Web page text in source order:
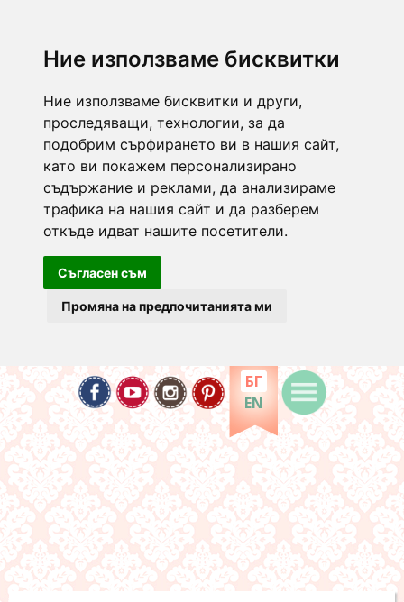
Ние използваме бисквитки
Ние използваме бисквитки и други,
проследяващи, технологии, за да
подобрим сърфирането ви в нашия сайт,
като ви покажем персонализирано
съдържание и реклами, да анализираме
трафика на нашия сайт и да разберем
откъде идват нашите посетители.
Съгласен съм
Промяна на предпочитанията ми
БГ
EN